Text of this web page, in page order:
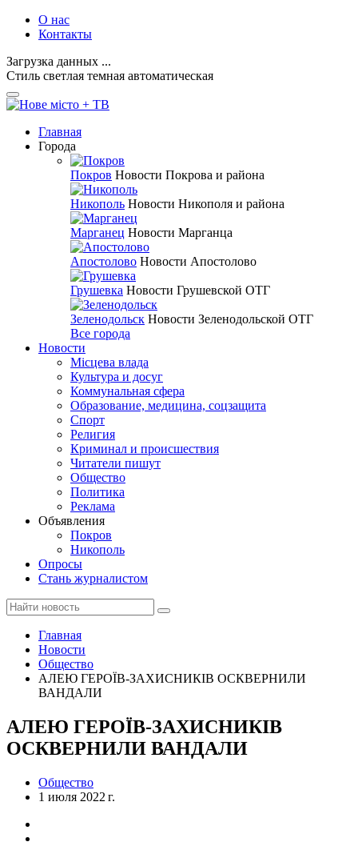
О нас
Контакты
Загрузка данных ...
Стиль светлая темная автоматическая
Главная
Города
Покров Новости Покрова и района
Никополь Новости Никополя и района
Марганец Новости Марганца
Апостолово Новости Апостолово
Грушевка Новости Грушевской ОТГ
Зеленодольск Новости Зеленодольской ОТГ
Все города
Новости
Місцева влада
Культура и досуг
Коммунальная сфера
Образование, медицина, соцзащита
Спорт
Религия
Криминал и происшествия
Читатели пишут
Общество
Политика
Реклама
Объявления
Покров
Никополь
Опросы
Стань журналистом
Главная
Новости
Общество
АЛЕЮ ГЕРОЇВ-ЗАХИСНИКІВ ОСКВЕРНИЛИ
ВАНДАЛИ
АЛЕЮ ГЕРОЇВ-ЗАХИСНИКІВ
ОСКВЕРНИЛИ ВАНДАЛИ
Общество
1 июля 2022 г.